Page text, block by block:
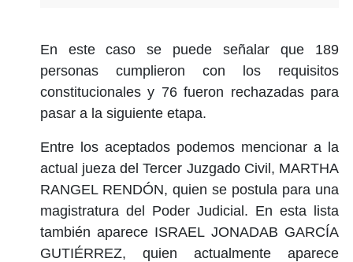
En este caso se puede señalar que 189
personas cumplieron con los requisitos
constitucionales y 76 fueron rechazadas para
pasar a la siguiente etapa.
Entre los aceptados podemos mencionar a la
actual jueza del Tercer Juzgado Civil, MARTHA
RANGEL RENDÓN, quien se postula para una
magistratura del Poder Judicial. En esta lista
también aparece ISRAEL JONADAB GARCÍA
GUTIÉRREZ, quien actualmente aparece